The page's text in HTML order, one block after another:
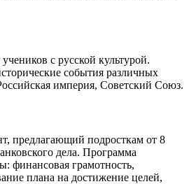
с русской культурой.
события различных
империя, Советский Союз.
предлагающий подросткам от 8
дела. Программа
финансовая грамотность,
плана на достижение целей,